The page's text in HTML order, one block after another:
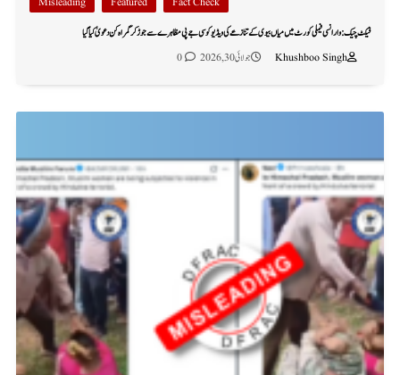
فیکٹ چیک: وارانسی فیملی کورٹ میں میاں بیوی کے تنازعے کی ویڈیو کو سی جے پی مظاہرے سے جوڑ کر گمراہ کن دعویٰ کیا گیا
Khushboo Singh
جولائی 30, 2026 0